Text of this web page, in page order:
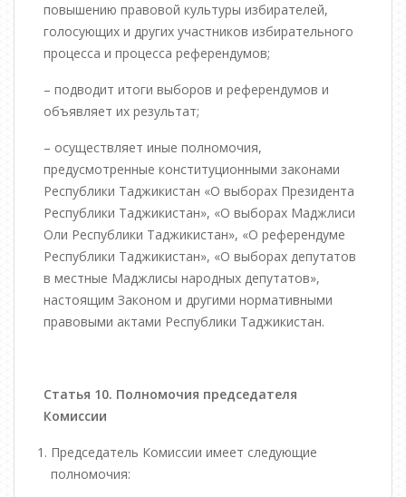
повышению правовой культуры избирателей,
голосующих и других участников избирательного
процесса и процесса референдумов;
– подводит итоги выборов и референдумов и
объявляет их результат;
– осуществляет иные полномочия,
предусмотренные конституционными законами
Республики Таджикистан «О выборах Президента
Республики Таджикистан», «О выборах Маджлиси
Оли Республики Таджикистан», «О референдуме
Республики Таджикистан», «О выборах депутатов
в местные Маджлисы народных депутатов»,
настоящим Законом и другими нормативными
правовыми актами Республики Таджикистан.
Статья 10. Полномочия председателя
Комиссии
Председатель Комиссии имеет следующие
полномочия: